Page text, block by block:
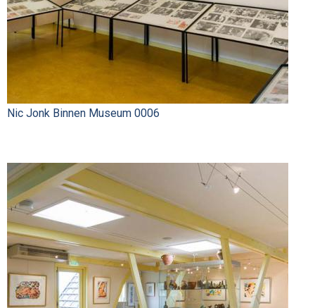
Nic Jonk Binnen Museum 0006